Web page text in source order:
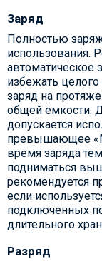
Заряд
Полностью
использования.
автоматическое
избежать
заряд на
общей ёмкости.
допускается
превышающее
время заряда
подниматься
рекомендуется
если
подключенных
длительного
Разряд